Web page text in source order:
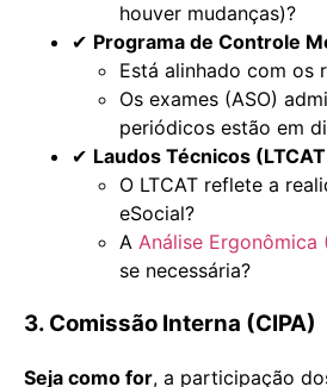
houver mudanças)?
✔ Programa de Controle
Está alinhado com os
Os exames (ASO)
periódicos estão em
✔ Laudos Técnicos
O LTCAT reflete a
eSocial?
A Análise Ergonômica
se necessária?
3. Comissão Interna (CIPA)
Seja como for, a participação